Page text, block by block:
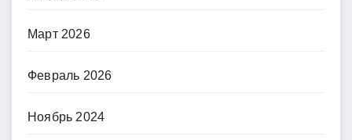
Март 2026
Февраль 2026
Ноябрь 2024